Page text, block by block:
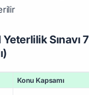
Sınavı
Konu Kapsamı